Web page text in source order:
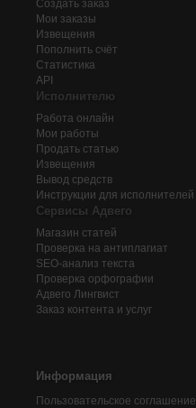
Создать заказ
Мои заказы
Извещения
Пополнить счёт
Статистика
API
Исполнителю
Работа онлайн
Мои работы
Продать статью
Извещения
Вывод средств
Инструкции для исполнителей
Сервисы Адвего
Магазин статей
Проверка на антиплагиат
SEO-анализ текста
Проверка орфографии
Адвего Лингвист
Заказ контента и услуг
Информация
Пользовательское соглашение